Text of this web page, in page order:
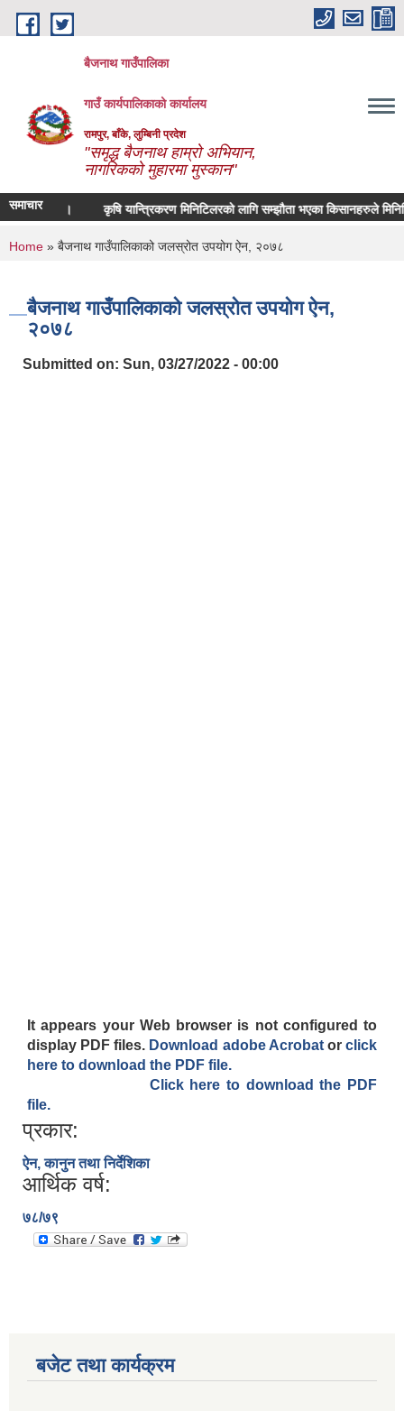
Skip to main content
बैजनाथ गाउँपालिका
गाउँ कार्यपालिकाको कार्यालय
रामपुर, बाँके, लुम्बिनी प्रदेश
"समृद्ध बैजनाथ हाम्रो अभियान,
नागरिकको मुहारमा मुस्कान"
समाचार
सूचना । कृषि यान्त्रिकरण मिनिटिलरको लागि सम्झौता भएका किसानहरुले
You are here
Home » बैजनाथ गाउँपालिकाको जलस्रोत उपयोग ऐन, २०७८
बैजनाथ गाउँपालिकाको जलस्रोत उपयोग ऐन,
२०७८
Submitted on: Sun, 03/27/2022 - 00:00
It appears your Web browser is not configured to
display PDF files. Download adobe Acrobat orclick
here to download the PDF file.
Click here to download the PDF
file.
प्रकार:
ऐन, कानुन तथा निर्देशिका
आर्थिक वर्ष:
७८/७९
बजेट तथा कार्यक्रम